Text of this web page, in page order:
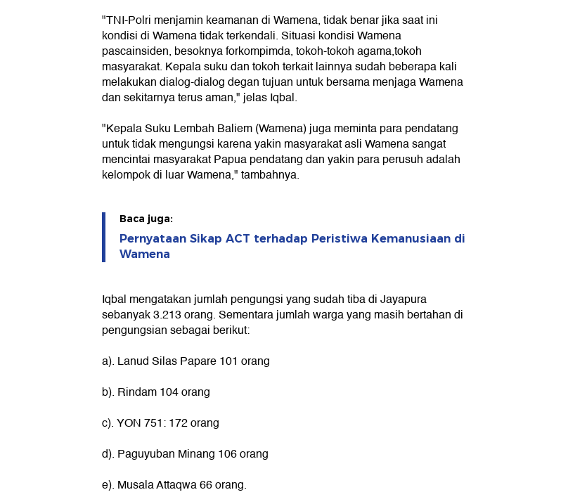
"TNI-Polri menjamin keamanan di Wamena, tidak benar jika saat ini
kondisi di Wamena tidak terkendali. Situasi kondisi Wamena
pascainsiden, besoknya forkompimda, tokoh-tokoh agama,tokoh
masyarakat. Kepala suku dan tokoh terkait lainnya sudah beberapa kali
melakukan dialog-dialog degan tujuan untuk bersama menjaga Wamena
dan sekitarnya terus aman," jelas Iqbal.
"Kepala Suku Lembah Baliem (Wamena) juga meminta para pendatang
untuk tidak mengungsi karena yakin masyarakat asli Wamena sangat
mencintai masyarakat Papua pendatang dan yakin para perusuh adalah
kelompok di luar Wamena," tambahnya.
Baca juga:
Pernyataan Sikap ACT terhadap Peristiwa Kemanusiaan di
Wamena
Iqbal mengatakan jumlah pengungsi yang sudah tiba di Jayapura
sebanyak 3.213 orang. Sementara jumlah warga yang masih bertahan di
pengungsian sebagai berikut:
a). Lanud Silas Papare 101 orang
b). Rindam 104 orang
c). YON 751: 172 orang
d). Paguyuban Minang 106 orang
e). Musala Attaqwa 66 orang.